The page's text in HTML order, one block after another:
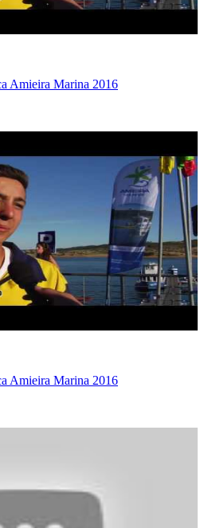
Amieira Marina 2016
Amieira Marina 2016